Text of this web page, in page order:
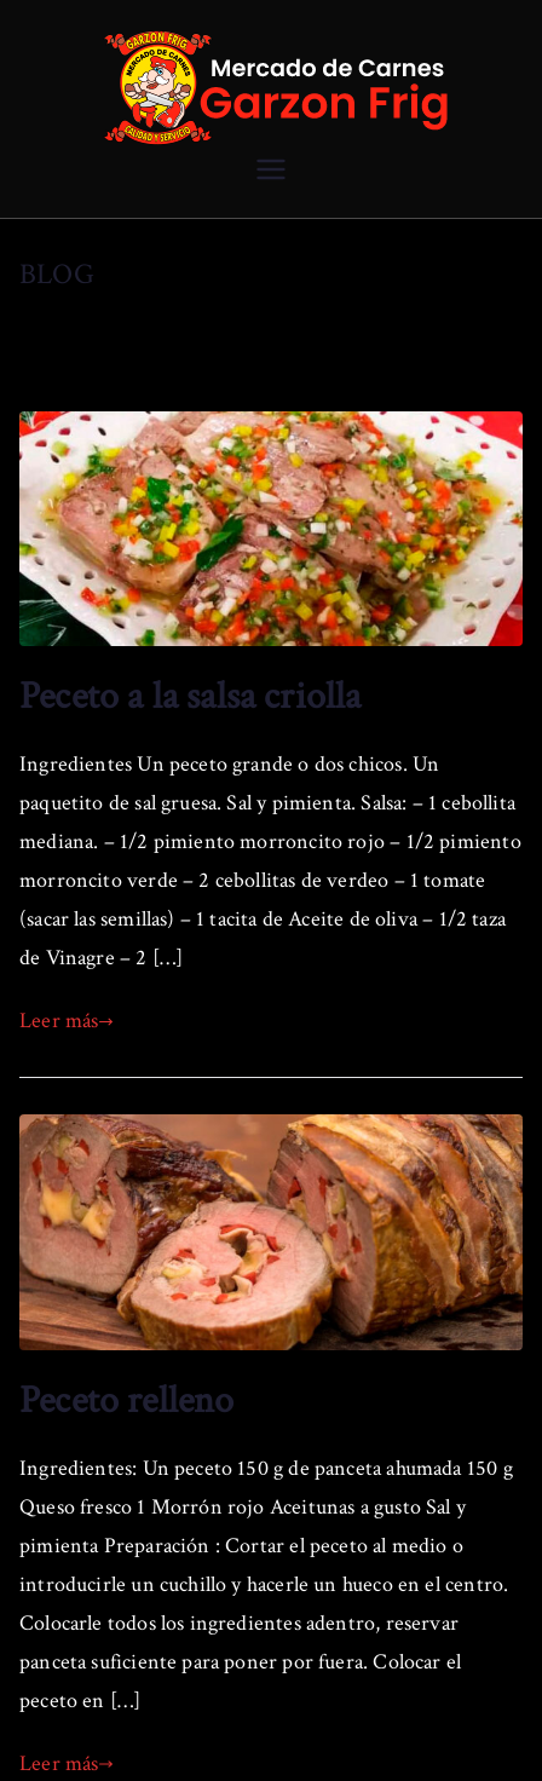
BLOG
Peceto a la salsa criolla
Ingredientes Un peceto grande o dos chicos. Un
paquetito de sal gruesa. Sal y pimienta. Salsa: – 1 cebollita
mediana. – 1/2 pimiento morroncito rojo – 1/2 pimiento
morroncito verde – 2 cebollitas de verdeo – 1 tomate
(sacar las semillas) – 1 tacita de Aceite de oliva – 1/2 taza
de Vinagre – 2 […]
Leer más
Peceto relleno
Ingredientes: Un peceto 150 g de panceta ahumada 150 g
Queso fresco 1 Morrón rojo Aceitunas a gusto Sal y
pimienta Preparación : Cortar el peceto al medio o
introducirle un cuchillo y hacerle un hueco en el centro.
Colocarle todos los ingredientes adentro, reservar
panceta suficiente para poner por fuera. Colocar el
peceto en […]
Leer más